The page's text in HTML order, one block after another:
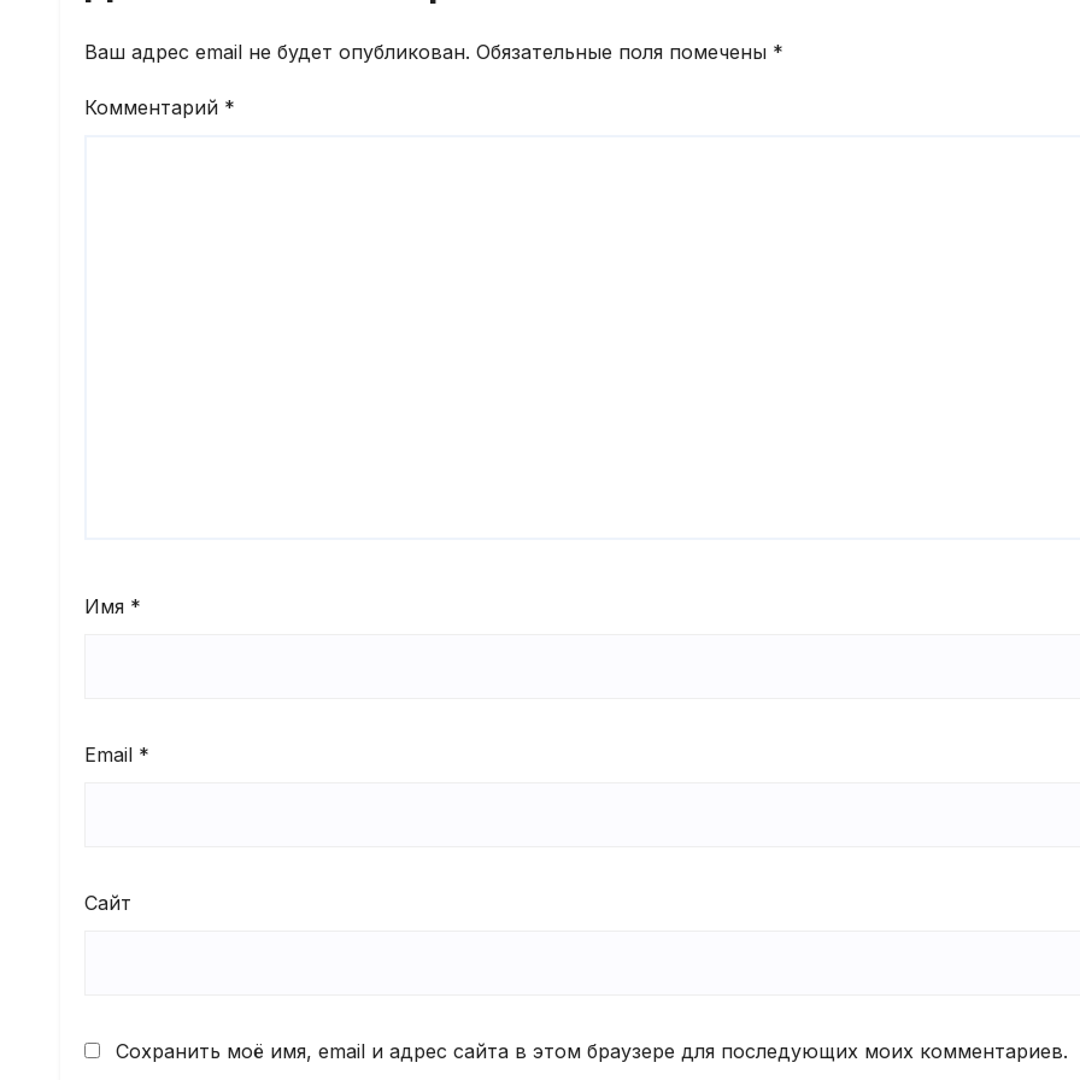
Ваш адрес email не будет опубликован. Обязательные поля помечены *
Комментарий *
Имя *
Email *
Сайт
Сохранить моё имя, email и адрес сайта в этом браузере для последующих моих комментариев.